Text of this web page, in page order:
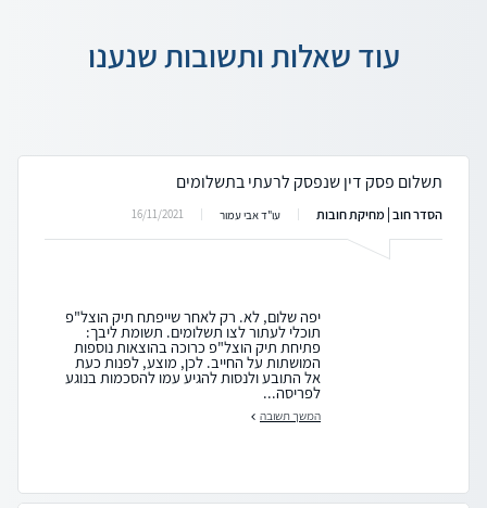
עוד שאלות ותשובות שנענו
תשלום פסק דין שנפסק לרעתי בתשלומים
הסדר חוב | מחיקת חובות עו"ד אבי עמור 16/11/2021
יפה שלום, לא. רק לאחר שייפתח תיק הוצל"פ
תוכלי לעתור לצו תשלומים. תשומת ליבך:
פתיחת תיק הוצל"פ כרוכה בהוצאות נוספות
המושתות על החייב. לכן, מוצע, לפנות כעת
אל התובע ולנסות להגיע עמו להסכמות בנוגע
לפריסה...
המשך תשובה